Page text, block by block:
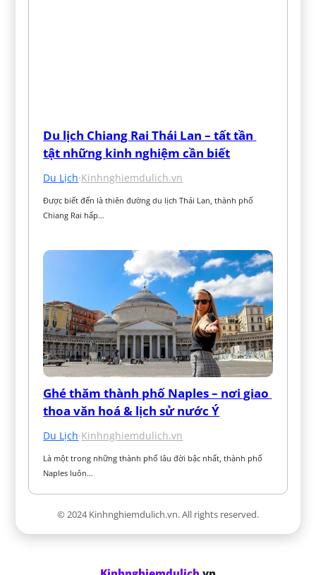
Du lịch Chiang Rai Thái Lan – tất tần
tật những kinh nghiệm cần biết
Du Lịch·Kinhnghiemdulich.vn
Được biết đến là thiên đường du lịch Thái Lan, thành phố
Chiang Rai hấp…
Ghé thăm thành phố Naples – nơi giao
thoa văn hoá & lịch sử nước Ý
Du Lịch·Kinhnghiemdulich.vn
Là một trong những thành phố lâu đời bậc nhất, thành phố
Naples luôn…
© 2024 Kinhnghiemdulich.vn. All rights reserved.